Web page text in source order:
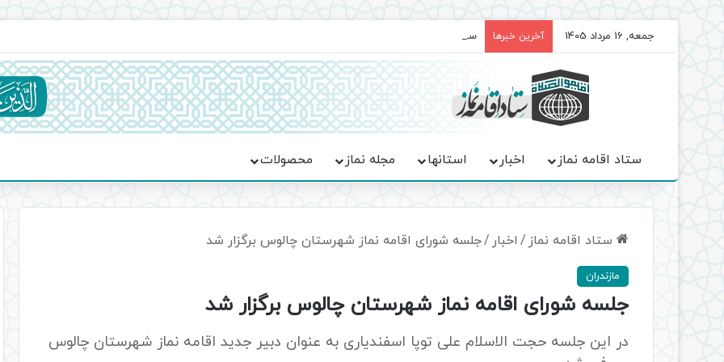
جمعه, 16 مرداد 1405 آخرین خبرها سروده‌ «اربعین»؛ روایت حماسه، استقامت و تمدن‌سازی امت اسلامی
ستاد اقامه نماز اخبار استانها مجله نماز محصولات
ستاد اقامه نماز / اخبار /جلسه شورای اقامه نماز شهرستان چالوس برگزار شد
مازندران
جلسه شورای اقامه نماز شهرستان چالوس برگزار شد
در این جلسه حجت الاسلام علی توپا اسفندياری به عنوان دبیر جدید اقامه نماز شهرستان چالوس